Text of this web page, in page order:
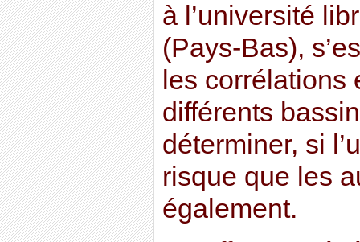
à l’université
(Pays-Bas),
les corrélations
différents
déterminer, si
risque que les
également.